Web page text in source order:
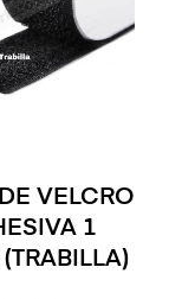
VELCRO
1
(TRABILLA)